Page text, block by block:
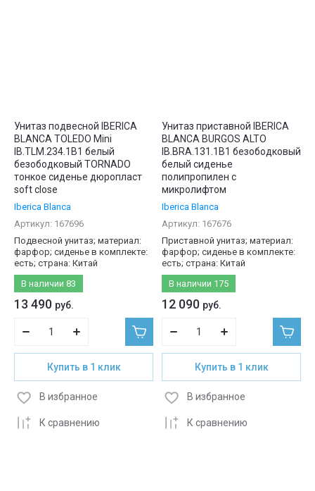
Унитаз подвесной IBERICA
BLANCA TOLEDO Mini
IB.TLM.234.1B1 белый
безободковый TORNADO
тонкое сиденье дюропласт
soft close
Iberica Blanca
Артикул: 167696
Подвесной унитаз; материал:
фарфор; сиденье в комплекте:
есть; страна: Китай
В наличии 83
13 490 руб.
Купить в 1 клик
К сравнению
В избранное
Унитаз приставной IBERICA
BLANCA BURGOS ALTO
IB.BRA.131.1B1 безободковый
белый сиденье
полипропилен с
микролифтом
Iberica Blanca
Артикул: 167676
Приставной унитаз; материал:
фарфор; сиденье в комплекте:
есть; страна: Китай
В наличии 175
12 090 руб.
Купить в 1 клик
К сравнению
В избранное